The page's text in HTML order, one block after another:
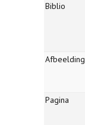
Biblio
Afbeelding
Pagina